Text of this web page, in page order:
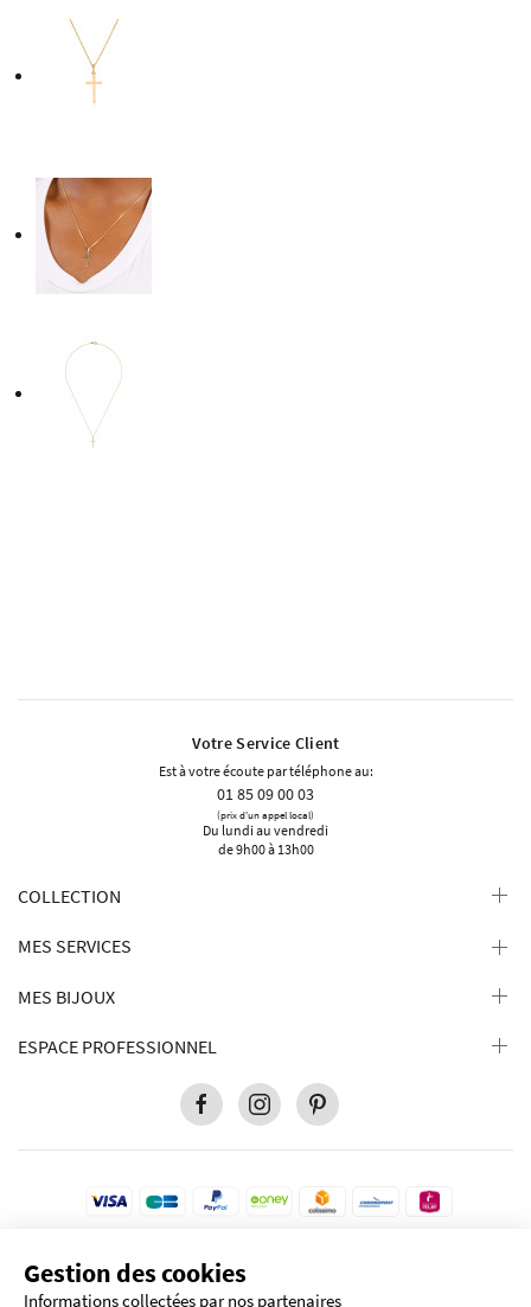
Gestion des cookies
Informations collectées par nos partenaires
Votre Service Client
Est à votre écoute par téléphone au:
01 85 09 00 03
(prix d'un appel local)
Du lundi au vendredi
de 9h00 à 13h00
COLLECTION
MES SERVICES
MES BIJOUX
ESPACE PROFESSIONNEL
Pour votre protection, ce site est sécurisé par le niveau de cryptage le plus élevé
disponible. Transaction 100% sécurisé.